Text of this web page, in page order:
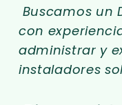
Buscamos un
con
administrar y
instaladores